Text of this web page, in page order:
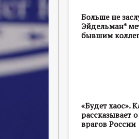
Больше не
Эйдельман*
бывшим
«Будет хаос».
рассказывает
врагов России